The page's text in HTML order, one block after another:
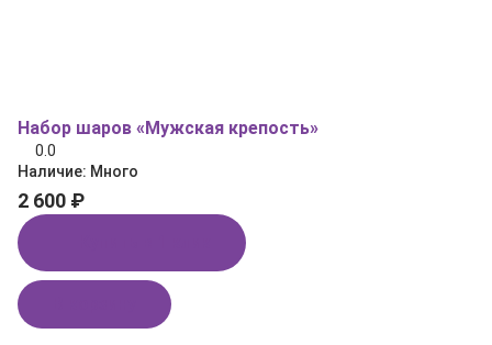
Набор шаров «Мужская крепость»
0.0
Наличие: Много
2 600 ₽